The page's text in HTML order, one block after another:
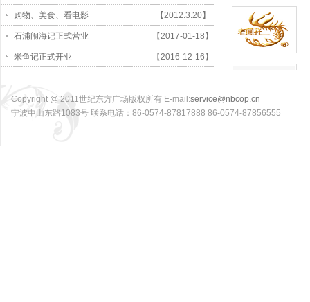
购物、美食、看电影 【2012.3.20】
石浦闹海记正式营业 【2017-01-18】
米鱼记正式开业 【2016-12-16】
Copyright @ 2011世纪东方广场版权所有 E-mail:service@nbcop.cn
宁波中山东路1083号 联系电话：86-0574-87817888 86-0574-87856555